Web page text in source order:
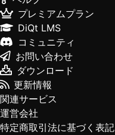
プレミアムプラン
DiQt LMS
コミュニティ
お問い合わせ
ダウンロード
更新情報
関連サービス
運営会社
特定商取引法に基づく表記